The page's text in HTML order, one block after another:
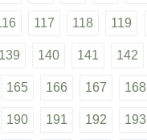
117 118 119
139 140 141 142
165 166 167 168
190 191 192 193